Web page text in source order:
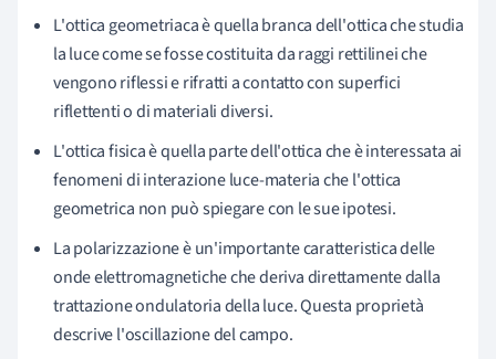
L'ottica geometriaca è quella branca dell'ottica che studia
la luce come se fosse costituita da raggi rettilinei che
vengono riflessi e rifratti a contatto con superfici
riflettenti o di materiali diversi.
L'ottica fisica è quella parte dell'ottica che è interessata ai
fenomeni di interazione luce-materia che l'ottica
geometrica non può spiegare con le sue ipotesi.
La polarizzazione è un'importante caratteristica delle
onde elettromagnetiche che deriva direttamente dalla
trattazione ondulatoria della luce. Questa proprietà
descrive l'oscillazione del campo.